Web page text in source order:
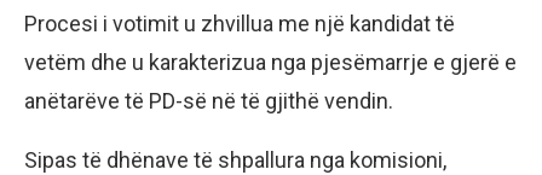
Procesi i votimit u zhvillua me një kandidat të
vetëm dhe u karakterizua nga pjesëmarrje e gjerë e
anëtarëve të PD-së në të gjithë vendin.
Sipas të dhënave të shpallura nga komisioni,